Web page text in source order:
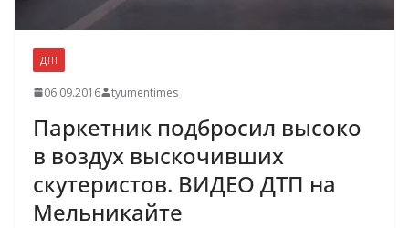
ДТП
06.09.2016 tyumentimes
Паркетник подбросил высоко
в воздух выскочивших
скутеристов. ВИДЕО ДТП на
Мельникайте